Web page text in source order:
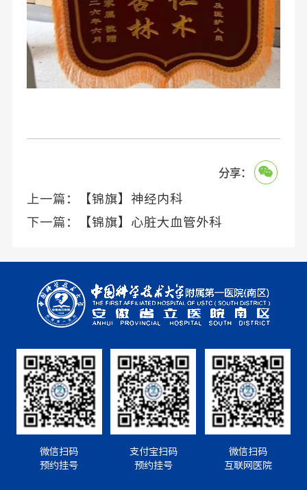
分享：
上一篇：
【锦旗】神经内科
下一篇：
【锦旗】心脏大血管外科
微信扫码
预约挂号
支付宝扫码
预约挂号
微信扫码
互联网医院